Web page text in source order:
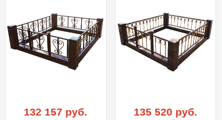
132 157 руб. 135 520 руб.